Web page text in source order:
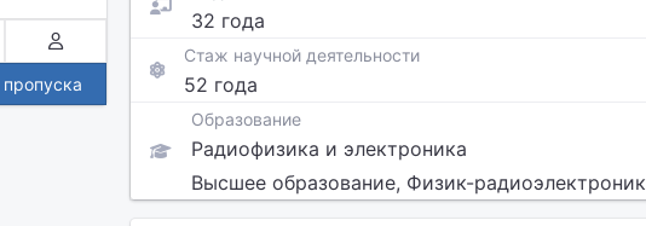
32 года
Стаж научной деятельности
52 года
Образование
Радиофизика и электроника
Высшее образование, Физик-радиоэлектроник